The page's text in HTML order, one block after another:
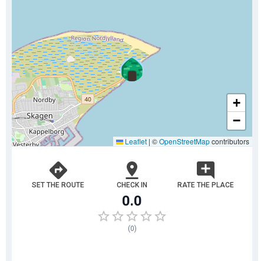
+
−
Leaflet | ©OpenStreetMapcontributors
SET THE ROUTE CHECK IN RATE THE PLACE
0.0
(0)